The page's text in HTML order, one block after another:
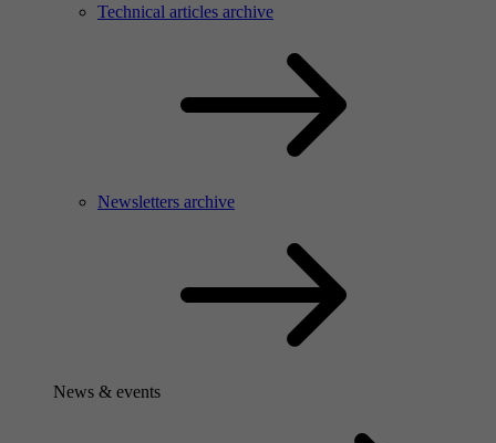
Technical articles archive
Newsletters archive
News & events